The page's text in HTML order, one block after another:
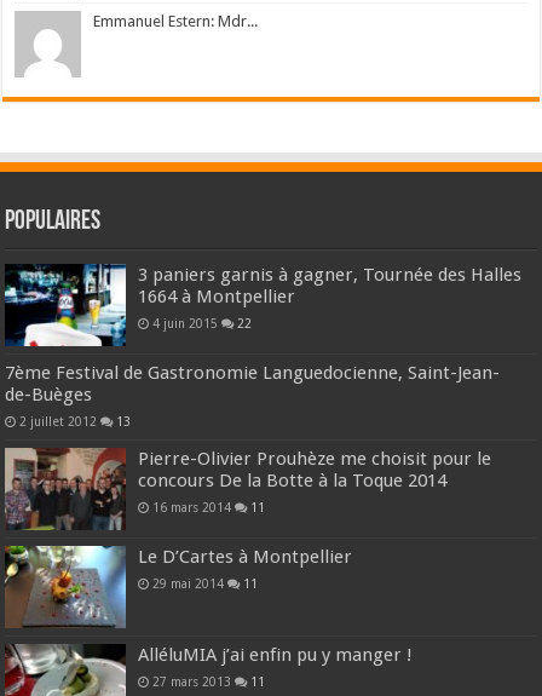
Emmanuel Estern: Mdr...
Populaires
3 paniers garnis à gagner, Tournée des Halles
1664 à Montpellier
4 juin 2015 22
7ème Festival de Gastronomie Languedocienne, Saint-Jean-
de-Buèges
2 juillet 2012 13
Pierre-Olivier Prouhèze me choisit pour le
concours De la Botte à la Toque 2014
16 mars 2014 11
Le D’Cartes à Montpellier
29 mai 2014 11
AlléluMIA j’ai enfin pu y manger !
27 mars 2013 11